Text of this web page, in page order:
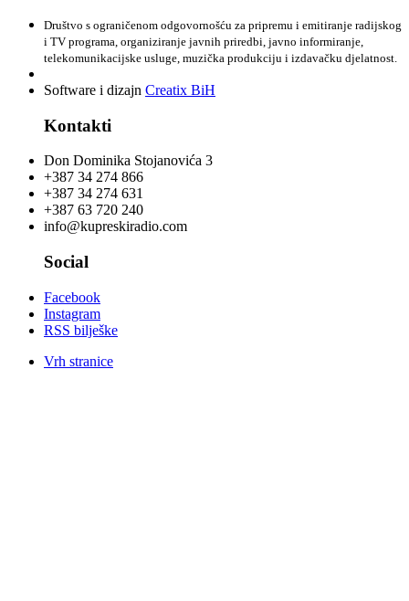
Društvo s ograničenom odgovornošću za pripremu i emitiranje radijskog
i TV programa, organiziranje javnih priredbi, javno informiranje,
telekomunikacijske usluge, muzička produkciju i izdavačku djelatnost.
Software i dizajn Creatix BiH
Kontakti
Don Dominika Stojanovića 3
+387 34 274 866
+387 34 274 631
+387 63 720 240
info@kupreskiradio.com
Social
Facebook
Instagram
RSS bilješke
Vrh stranice